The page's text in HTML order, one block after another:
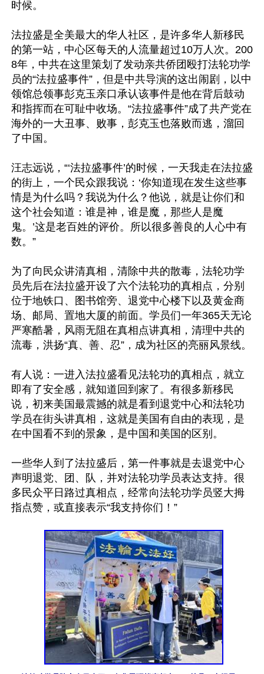
时候。
法拉盛是全美最大的华人社区，是许多华人新移民
的第一站，中心区每天的人流量超过10万人次。200
8年，中共在这里策划了发动亲共侨团殴打法轮功学
员的“法拉盛事件”，但是中共导演的这出闹剧，以中
领馆总领事彭克玉亲口承认该事件是他在背后鼓动
和指挥而在可耻中收场。“法拉盛事件”成了共产党在
海外的一大丑事、败事，彭克玉也落败而逃，溜回
了中国。
汪志远说，“‘法拉盛事件’的时候，一天我走在法拉盛
的街上，一个民众跟我说：‘你知道现在发生这些事
情是为什么吗？我说为什么？他说，就是让你们和
这个社会知道：谁是神，谁是魔，那些人是魔
鬼。’这是老百姓的评价。所以很多善良的人心中有
数。”
为了向民众讲清真相，清除中共的散毒，法轮功学
员先后在法拉盛开设了六个法轮功的真相点，分别
位于地铁口、图书馆旁、退党中心楼下以及黄金商
场、邮局、置地大厦的前面。学员们一年365天无论
严寒酷暑，风雨无阻在真相点讲真相，清理中共的
流毒，洪扬“真、善、忍”，成为社区的亮丽风景线。
有人说：一进入法拉盛看见法轮功的真相点，就立
即有了安全感，就知道回到家了。有很多新移民
说，初来美国最震撼的就是看到退党中心和法轮功
学员在街头讲真相，这就是美国有自由的表现，是
在中国看不到的景象，是中国和美国的区别。
一些华人到了法拉盛后，第一件事就是去退党中心
声明退党、团、队，并对法轮功学员表达支持。很
多民众平日路过真相点，经常向法轮功学员竖大拇
指点赞，或直接表示“我支持你们！”